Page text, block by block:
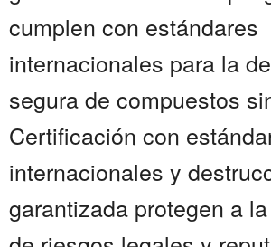
cumplen con estándares
internacionales para la
segura de compuestos
Certificación con
internacionales y
garantizada protegen a